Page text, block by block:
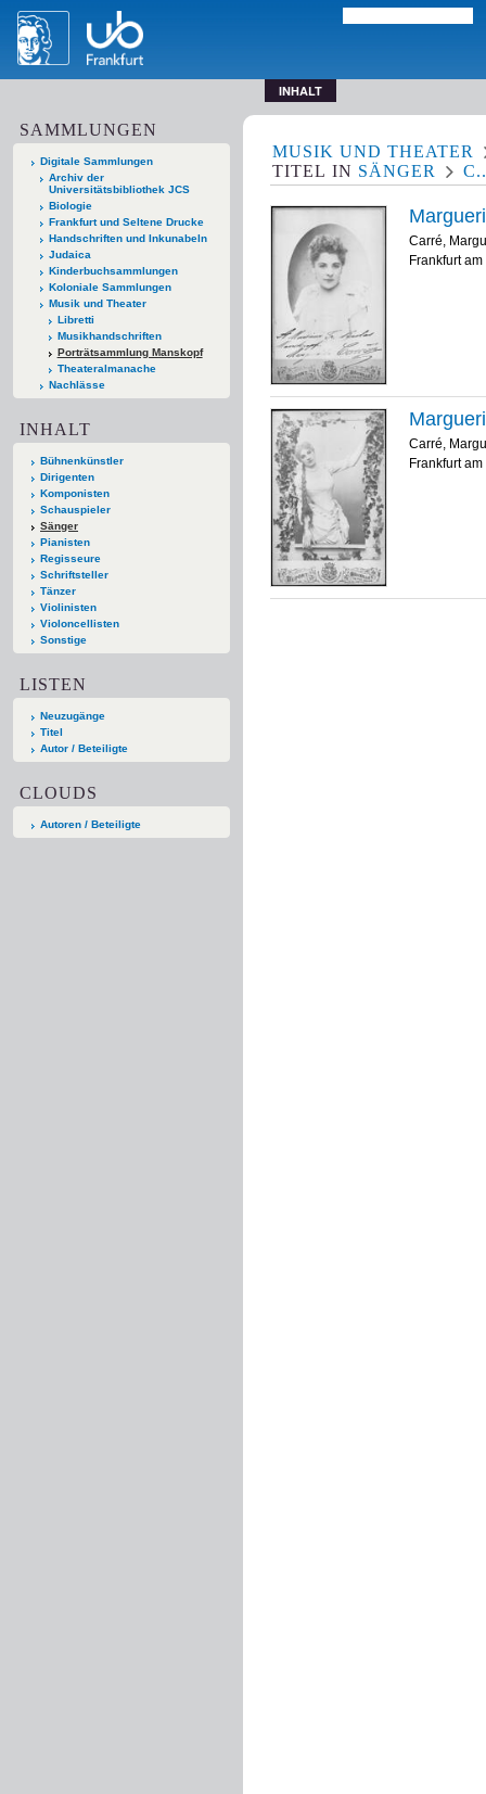
INHALT
SAMMLUNGEN
Digitale Sammlungen
Archiv der
Universitätsbibliothek JCS
Biologie
Frankfurt und Seltene Drucke
Handschriften und Inkunabeln
Judaica
Kinderbuchsammlungen
Koloniale Sammlungen
Musik und Theater
Libretti
Musikhandschriften
Porträtsammlung Manskopf
Theateralmanache
Nachlässe
INHALT
Bühnenkünstler
Dirigenten
Komponisten
Schauspieler
Sänger
Pianisten
Regisseure
Schriftsteller
Tänzer
Violinisten
Violoncellisten
Sonstige
LISTEN
Neuzugänge
Titel
Autor / Beteiligte
CLOUDS
Autoren / Beteiligte
MUSIK UND THEATER
TITEL IN SÄNGER
Carré,
Frankfurt
Carré,
Frankfurt